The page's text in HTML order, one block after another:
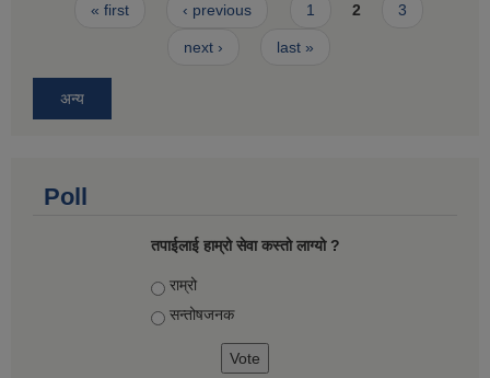
Pages
« first ‹ previous 1 2 3
next › last »
अन्य
Poll
तपाईलाई हाम्रो सेवा कस्तो लाग्यो ?
Choices
राम्रो
सन्तोषज‍नक